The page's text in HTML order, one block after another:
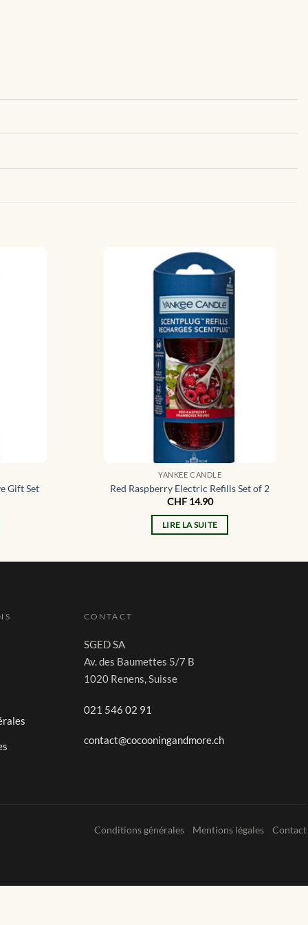
Gift Set
YANKEE CANDLE
Red Raspberry Electric Refills Set of 2
CHF14.90
LIRE LA SUITE
CONTACT
SGED SA
Av. des Baumettes 5/7 B
1020 Renens, Suisse
021 546 02 91
contact@cocooningandmore.ch
Conditions générales Mentions légales Contact